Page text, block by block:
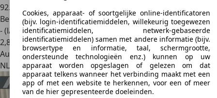
92.583 km
Benzine
- (l/100 km)
2,8
Autobedrijf
NL 8801 PBFraneker
Cookies, apparaat- of soortgelijke online-identificatoren
(bijv. login-identificatiemiddelen, willekeurig toegewezen
identificatiemiddelen, netwerk-gebaseerde
identificatiemiddelen) samen met andere informatie (bijv.
browsertype en informatie, taal, schermgrootte,
ondersteunde technologieën enz.) kunnen op uw
apparaat worden opgeslagen of gelezen om dat
apparaat telkens wanneer het verbinding maakt met een
app of met een website te herkennen, voor een of meer
van de hier gepresenteerde doeleinden.